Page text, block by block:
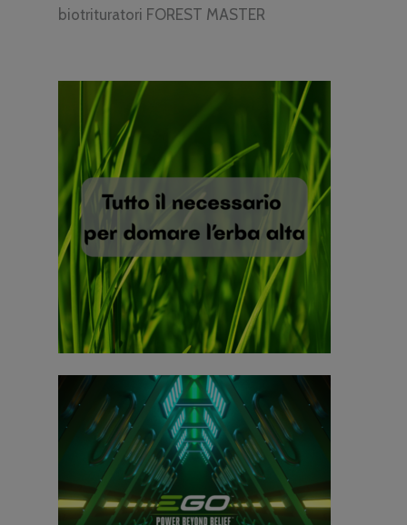
biotrituratori FOREST MASTER